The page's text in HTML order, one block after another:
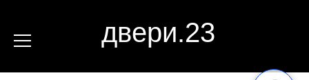
двери.23